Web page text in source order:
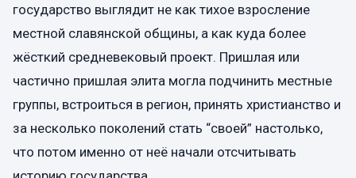
государство выглядит не как тихое взросление
местной славянской общины, а как куда более
жёсткий средневековый проект. Пришлая или
частично пришлая элита могла подчинить местные
группы, встроиться в регион, принять христианство и
за несколько поколений стать “своей” настолько,
что потом именно от неё начали отсчитывать